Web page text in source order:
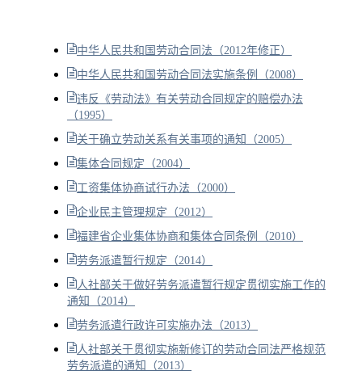
中华人民共和国劳动合同法（2012年修正）
中华人民共和国劳动合同法实施条例（2008）
违反《劳动法》有关劳动合同规定的赔偿办法
（1995）
关于确立劳动关系有关事项的通知（2005）
集体合同规定（2004）
工资集体协商试行办法（2000）
企业民主管理规定（2012）
福建省企业集体协商和集体合同条例（2010）
劳务派遣暂行规定（2014）
人社部关于做好劳务派遣暂行规定贯彻实施工作的
通知（2014）
劳务派遣行政许可实施办法（2013）
人社部关于贯彻实施新修订的劳动合同法严格规范
劳务派遣的通知（2013）